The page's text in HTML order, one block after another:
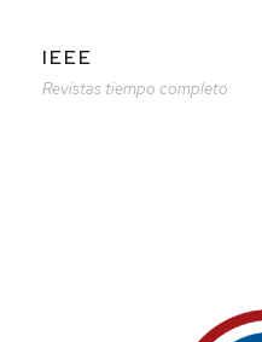
IEEE
Revistas tiempo completo